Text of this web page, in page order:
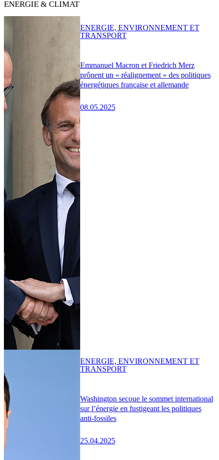
ENERGIE & CLIMAT
Emmanuel Macron et Friedrich Merz
prônent un « réalignement » des politiques
énergétiques française et allemande
08.05.2025
ENERGIE, ENVIRONNEMENT ET
TRANSPORT
Washington secoue le sommet international
sur l’énergie en fustigeant les politiques
anti-fossiles
25.04.2025
ENERGIE, ENVIRONNEMENT ET
TRANSPORT